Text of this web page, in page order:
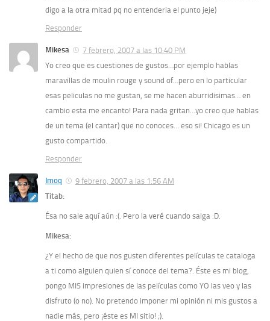
digo a la otra mitad pq no entenderia el punto jeje)
Responder
Mikesa
7 febrero, 2007 a las 10:40 PM
Yo creo que es cuestiones de gustos…por ejemplo hablas
maravillas de moulin rouge y sound of…pero en lo particular
esas peliculas no me gustan, se me hacen aburridisimas… en
cambio esta me encanto! Para nada gritan…yo creo que hablas
de un tema (el cantar) que no conoces… eso si! Chicago es un
gusto compartido.
Responder
Imoq
9 febrero, 2007 a las 1:56 AM
Titab:
Ésa no sale aquí aún :(. Pero la veré cuando salga :D.
Mikesa:
¿Y el hecho de que nos gusten diferentes películas te cataloga
a ti como alguien quien sí conoce del tema?. Éste es mi blog,
pongo MIS impresiones de las películas como YO las veo y las
disfruto (o no). No pretendo imponer mi opinión ni mis gustos a
nadie más, pero ¡éste es MI sitio! ;).